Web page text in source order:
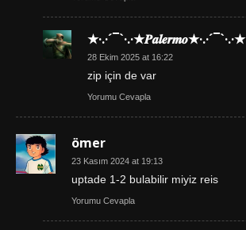
★·.·´¯`·.·★𝑷𝒂𝒍𝒆𝒓𝒎𝒐★·.·´¯`·.·★
28 Ekim 2025 at 16:22
zip için de var
Yorumu Cevapla
ömer
23 Kasım 2024 at 19:13
uptade 1-2 bulabilir miyiz reis
Yorumu Cevapla